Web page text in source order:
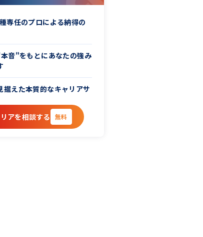
専任のプロによる納得の
音"をもとにあなたの強み
据えた本質的なキャリアサ
アを相談する
無料